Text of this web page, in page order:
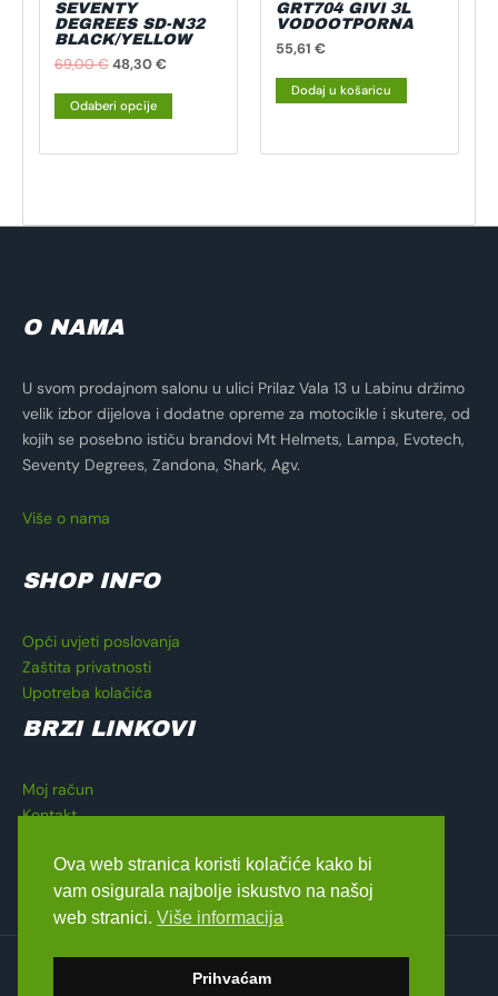
SEVENTY
DEGREES SD-N32
BLACK/YELLOW
69,00€ 48,30€
Odaberi opcije
na
stranici
GRT704 GIVI 3L
VODOOTPORNA
55,61 €
Dodaj u košaricu
O NAMA
U svom prodajnom salonu u ulici Prilaz Vala 13 u Labinu držimo
velik izbor dijelova i dodatne opreme za motocikle i skutere, od
kojih se posebno ističu brandovi Mt Helmets, Lampa, Evotech,
Seventy Degrees, Zandona, Shark, Agv.
Više o nama
SHOP INFO
Opći uvjeti poslovanja
Zaštita privatnosti
Upotreba kolačića
BRZI LINKOVI
Moj račun
Kontakt
Blagajna
Copyright © 2026 Lavado Moto Shop
Ova web stranica koristi kolačiće kako bi
vam osigurala najbolje iskustvo na našoj
web stranici. Više informacija
Prihvaćam